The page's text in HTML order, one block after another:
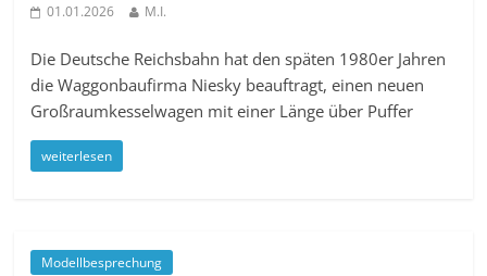
01.01.2026 M.I.
Die Deutsche Reichsbahn hat den späten 1980er Jahren
die Waggonbaufirma Niesky beauftragt, einen neuen
Großraumkesselwagen mit einer Länge über Puffer
weiterlesen
Modellbesprechung